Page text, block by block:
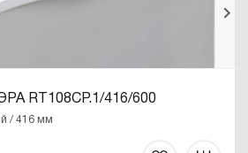
RT108CP.1/416/600
/ 416 мм